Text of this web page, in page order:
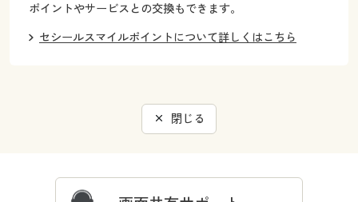
ポイントやサービスとの交換もできます。
セシールスマイルポイントについて詳しくはこちら
閉じる